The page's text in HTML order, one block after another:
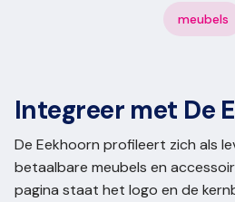
meubels
Integreer met De
De Eekhoorn profileert zich als
betaalbare meubels en
pagina staat het logo en de